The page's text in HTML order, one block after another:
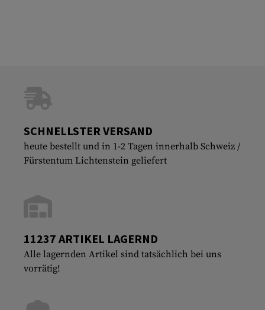
SCHNELLSTER VERSAND
heute bestellt und in 1-2 Tagen innerhalb Schweiz /
Fürstentum Lichtenstein geliefert
11237 ARTIKEL LAGERND
Alle lagernden Artikel sind tatsächlich bei uns
vorrätig!